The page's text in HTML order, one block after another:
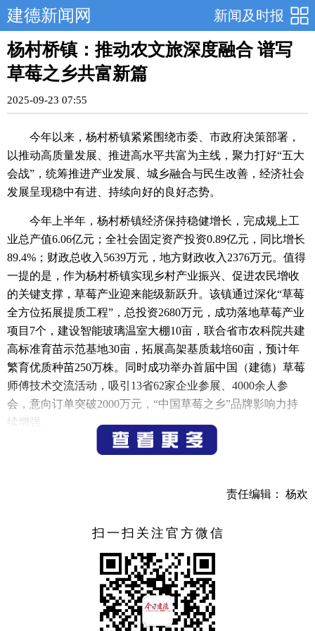
新闻及时报
建德新闻网
杨村桥镇：推动农文旅深度融合 谱写
草莓之乡共富新篇
2025-09-23 07:55
今年以来，杨村桥镇紧紧围绕市委、市政府决策部署，
以推动高质量发展、推进高水平共富为主线，聚力打好“五大
会战”，统筹推进产业发展、城乡融合与民生改善，经济社会
发展呈现稳中有进、持续向好的良好态势。
今年上半年，杨村桥镇经济保持稳健增长，完成规上工
业总产值6.06亿元；全社会固定资产投资0.89亿元，同比增长
89.4%；财政总收入5639万元，地方财政收入2376万元。值得
一提的是，作为杨村桥镇实现乡村产业振兴、促进农民增收
的关键支撑，草莓产业迎来能级新跃升。该镇通过深化“草莓
全方位拓展提质工程”，总投资2680万元，成功落地草莓产业
项目7个，建设智能玻璃温室大棚10亩，联合省市农科院共建
高标准育苗示范基地30亩，拓展高架基质栽培60亩，预计年
繁育优质种苗250万株。同时成功举办首届中国（建德）草莓
师傅技术交流活动，吸引13省62家企业参展、4000余人参
会，意向订单突破2000万元，“中国草莓之乡”品牌影响力持
续增强。
杨村桥镇党委书记诸葛杰成说，杨村桥镇坚持以草莓总
塘村草莓产业智慧园、路边村高品质种植园、上山村标准地
一步推动种业自主化、种植智慧化、销售品牌化，真正让小
草莓成为富民强村的大产业。
围绕市委十五届八次全会部署，下半年，杨村桥镇将坚
持创新驱动、项目引领，持续做强草莓主导产业，推动农文
旅深度融合。诸葛杰成表示，杨村桥镇将重点从四个方面发
力：一是抓招商、活资源，积极推动站前广场、十里埠橘子
责任编辑： 杨欢
扫一扫关注官方微信